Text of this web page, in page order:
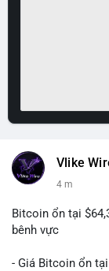
Vlike
4 m
Bitcoin ổn tại
bênh vực
- Giá Bitcoin ổn